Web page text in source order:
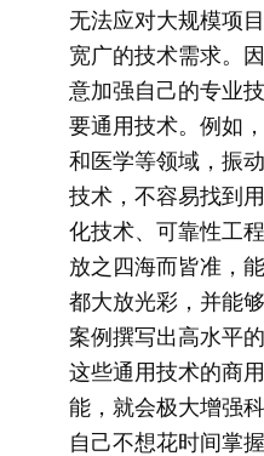
无法应对大规模项
宽广的技术需求。
意加强自己的专业
要通用技术。例如
和医学等领域，振
技术，不容易找到
化技术、可靠性工
放之四海而皆准，
都大放光彩，并能
案例撰写出高水平
这些通用技术的商
能，就会极大增强
自己不想花时间掌